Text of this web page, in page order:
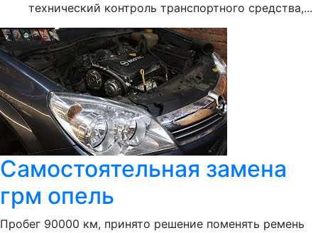
технический контроль транспортного средства,...
Самостоятельная замена
грм опель
Пробег 90000 км, принято решение поменять ремень